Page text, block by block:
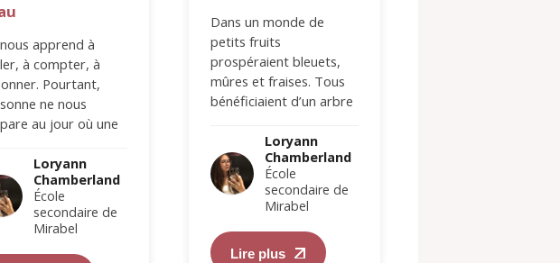
apprend à
à compter, à
Pourtant,
ne nous
au jour où une
le volant. Ces…
Loryann
Chamberland
École
secondaire de
Mirabel
Dans un monde de
petits fruits
prospéraient bleuets,
mûres et fraises. Tous
bénéficiaient d’un arbre
verger où s’abriter.
Pourtant, sous cette…
Loryann
Chamberland
École
secondaire de
Mirabel
Lire plus